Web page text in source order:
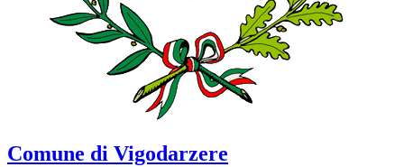
Comune di Vigodarzere